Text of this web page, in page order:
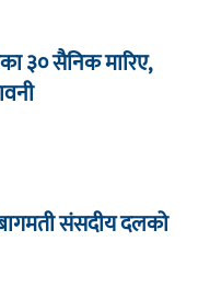
३० सैनिक मारिए,
संसदीय दलको